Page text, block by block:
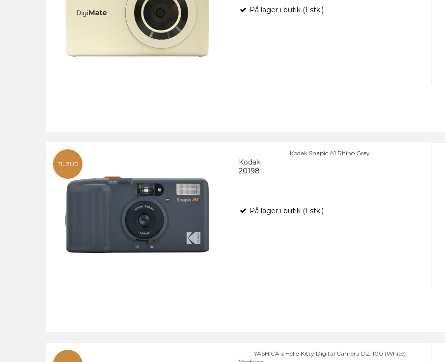
På lager i butik (1 stk.)
TILBUD
Kodak Snapic A1 Rhino Grey
Kodak
20198
På lager i butik (1 stk.)
YASHICA x Hello Kitty Digital Camera DZ-100 (White)